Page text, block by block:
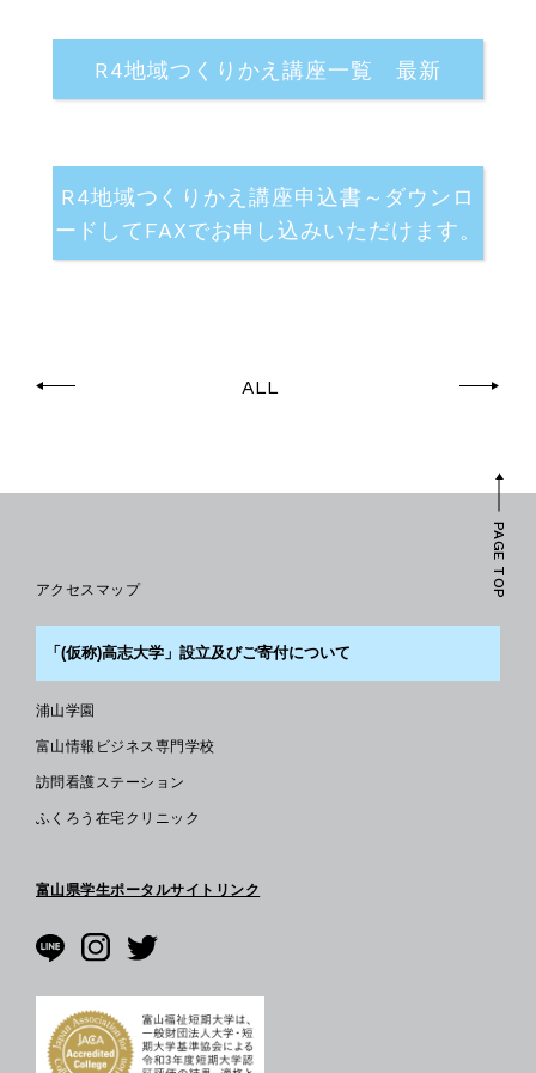
R4地域つくりかえ講座一覧 最新
R4地域つくりかえ講座申込書～ダウンロ
ードしてFAXでお申し込みいただけます。
ALL
アクセスマップ
「(仮称)高志大学」設立及びご寄付について
浦山学園
富山情報ビジネス専門学校
訪問看護ステーション
ふくろう在宅クリニック
富山県学生ポータルサイトリンク
PAGE TOP